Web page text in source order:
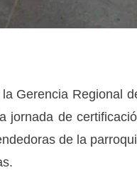
Gerencia Regional
jornada de
de la